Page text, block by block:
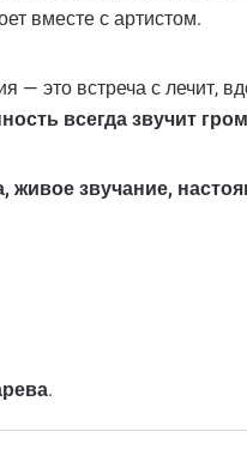
вместе с артистом.
это встреча с лечит,
всегда звучит
живое звучание,
.